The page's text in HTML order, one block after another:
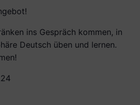
ins Gespräch kommen, in
Deutsch üben und lernen.